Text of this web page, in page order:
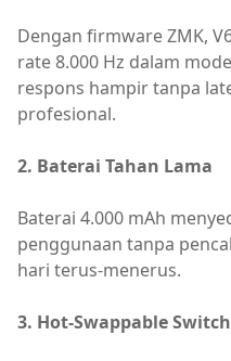
Dengan firmware ZMK,
rate 8.000 Hz dalam
respons hampir tanpa
profesional.
2. Baterai Tahan Lama
Baterai 4.000 mAh
penggunaan tanpa
hari terus-menerus.
3. Hot-Swappable